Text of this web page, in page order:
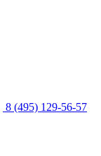
8 (495) 129-56-57